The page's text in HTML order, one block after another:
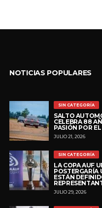
NOTICIAS POPULARES
SIN CATEGORÍA
SALTO
CELEBRA 88
PASIÓN POR
JULIO 21, 2026
SIN CATEGORÍA
LA COPA AUF
POSTERGARÍA
ESTÁN
JULIO 29, 2026